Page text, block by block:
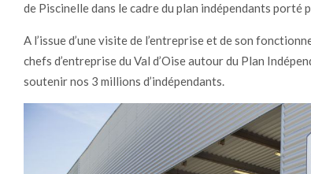
de Piscinelle dans le cadre du plan indépendants porté
A l’issue d’une visite de l’entreprise et de son
chefs d’entreprise du Val d’Oise autour du Plan
soutenir nos 3 millions d’indépendants.